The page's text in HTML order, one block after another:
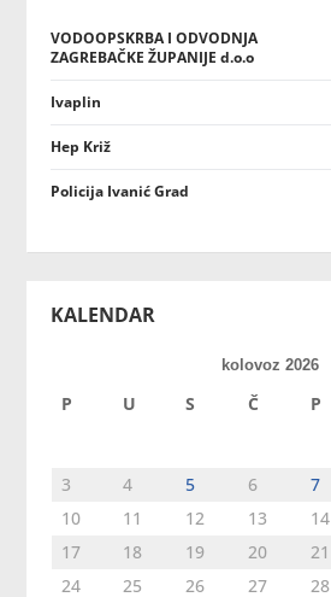
VODOOPSKRBA I ODVODNJA
ZAGREBAČKE ŽUPANIJE d.o.o
Ivaplin
Hep Križ
Policija Ivanić Grad
KALENDAR
kolovoz 2026
P U S Č P
3
4 5 6 7
10
11 12 13 14
17
18 19 20 21
24
25 26 27 28